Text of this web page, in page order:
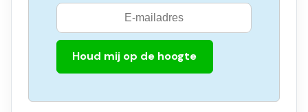
Houd mij op de hoogte